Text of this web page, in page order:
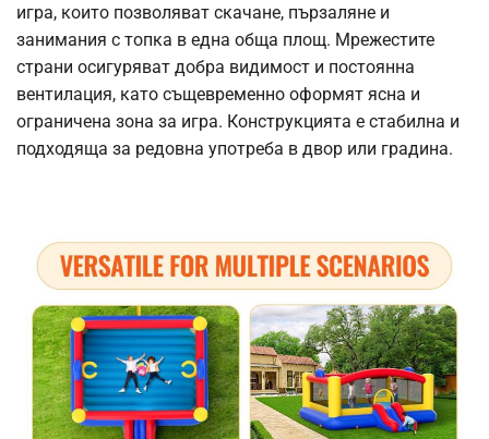
игра, които позволяват скачане, пързаляне и
занимания с топка в една обща площ. Мрежестите
страни осигуряват добра видимост и постоянна
вентилация, като същевременно оформят ясна и
ограничена зона за игра. Конструкцията е стабилна и
подходяща за редовна употреба в двор или градина.